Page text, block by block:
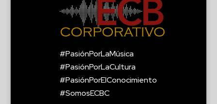
#PasiónPorLaMúsica
#PasiónPorLaCultura
#PasiónPorElConocimiento
#SomosECBC